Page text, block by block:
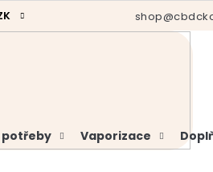
Hodnocení obchodu
potřeby Vaporizace